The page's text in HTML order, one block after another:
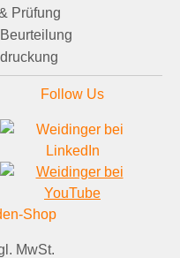
Prüfung
Follow Us
Shop
MwSt.